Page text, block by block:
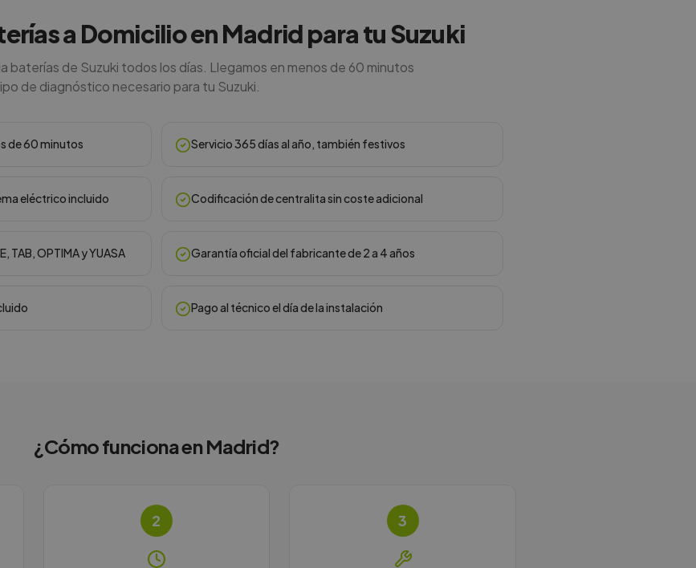
a Domicilio en Madrid para tu Suzuki
baterías de Suzuki todos los días. Llegamos en menos de 60 minutos
de diagnóstico necesario para tu Suzuki.
de 60 minutos Servicio 365 días al año, también festivos
eléctrico incluido Codificación de centralita sin coste adicional
TAB, OPTIMA y YUASA Garantía oficial del fabricante de 2 a 4 años
Pago al técnico el día de la instalación
¿Cómo funciona enMadrid?
2 3